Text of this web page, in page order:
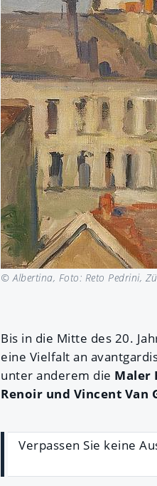
© Albertina, Foto: Reto Pedrini,
Bis in die Mitte des 20.
eine Vielfalt an
unter anderem die Maler
Renoir und Vincent Van
Verpassen Sie keine